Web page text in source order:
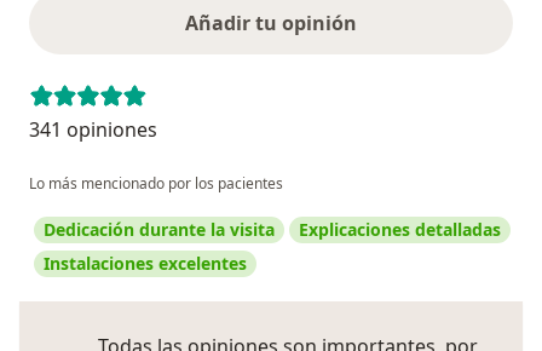
Añadir tu opinión
341 opiniones
Lo más mencionado por los pacientes
Dedicación durante la visita
Explicaciones detalladas
Instalaciones excelentes